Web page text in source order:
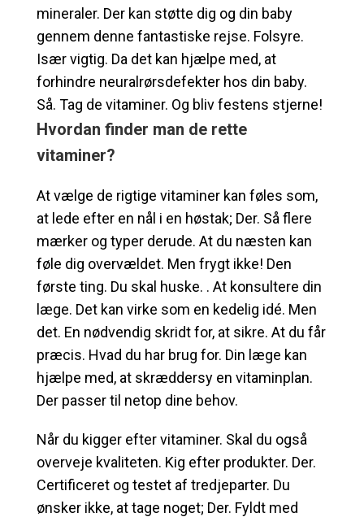
mineraler. Der kan støtte dig og din baby
gennem denne fantastiske rejse. Folsyre.
Især vigtig. Da det kan hjælpe med, at
forhindre neuralrørsdefekter hos din baby.
Så. Tag de vitaminer. Og bliv festens stjerne!
Hvordan finder man de rette
vitaminer?
At vælge de rigtige vitaminer kan føles som,
at lede efter en nål i en høstak; Der. Så flere
mærker og typer derude. At du næsten kan
føle dig overvældet. Men frygt ikke! Den
første ting. Du skal huske. . At konsultere din
læge. Det kan virke som en kedelig idé. Men
det. En nødvendig skridt for, at sikre. At du får
præcis. Hvad du har brug for. Din læge kan
hjælpe med, at skræddersy en vitaminplan.
Der passer til netop dine behov.
Når du kigger efter vitaminer. Skal du også
overveje kvaliteten. Kig efter produkter. Der.
Certificeret og testet af tredjeparter. Du
ønsker ikke, at tage noget; Der. Fyldt med